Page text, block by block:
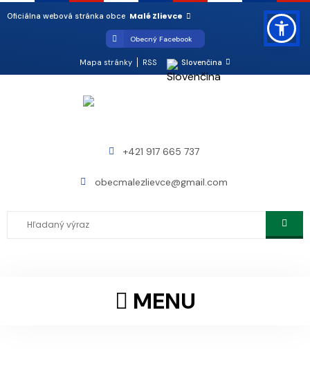
Oficiálna webová stránka obce Malé Zlievce
Obecný Facebook
Mapa stránky RSS Slovenčina
+421 917 665 737
obecmalezlievce@gmail.com
MENU